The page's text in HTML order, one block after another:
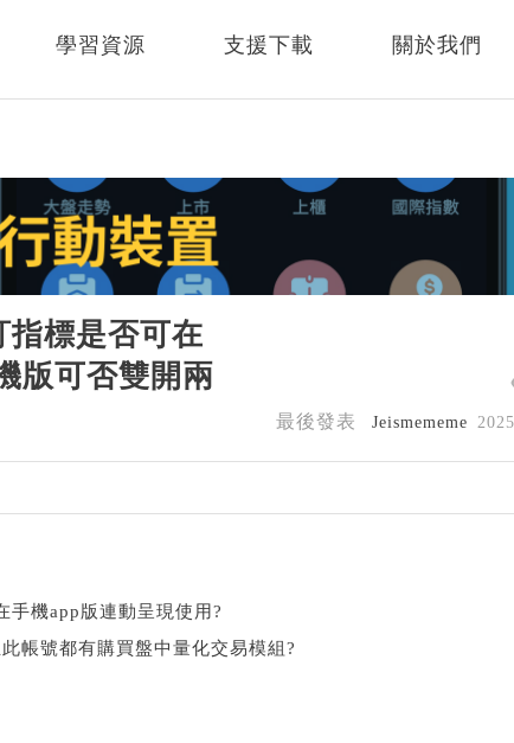
學習資源 支援下載 關於我們
標是否可在
版可否雙開兩
最後發表 Jeismememe
手機app版連動呈現使用?
帳號都有購買盤中量化交易模組?